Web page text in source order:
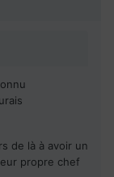
de là à avoir un
propre chef